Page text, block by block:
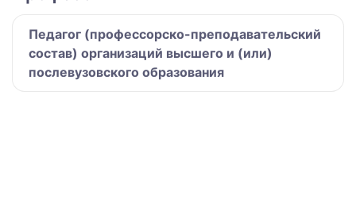
Педагог (профессорско-преподавательский
состав) организаций высшего и (или)
послевузовского образования